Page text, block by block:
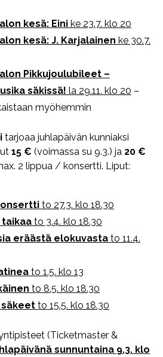
kesä: Eini ke 23.7. klo 20
kesä: J. Karjalainen ke 30.7.
Pikkujoulubileet –
säkissä! la 29.11. klo 20 –
myöhemmin
tarjoaa juhlapäivän kunniaksi
15 € (voimassa su 9.3.) ja 20 €
2 lippua / konsertti. Liput:
to 27.3. klo 18.30
taikaa to 3.4. klo 18.30
eräästä elokuvasta to 11.4.
to 1.5. klo 13
to 8.5. klo 18.30
säkeet to 15.5. klo 18.30
(Ticketmaster &
sunnuntaina 9.3. klo